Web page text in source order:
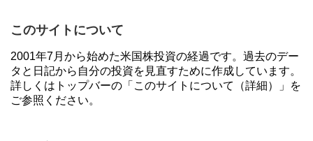
このサイトについて
2001年7月から始めた米国株投資の経過です。過去のデー
タと日記から自分の投資を見直すために作成しています。
詳しくはトップバーの「このサイトについて（詳細）」を
ご参照ください。